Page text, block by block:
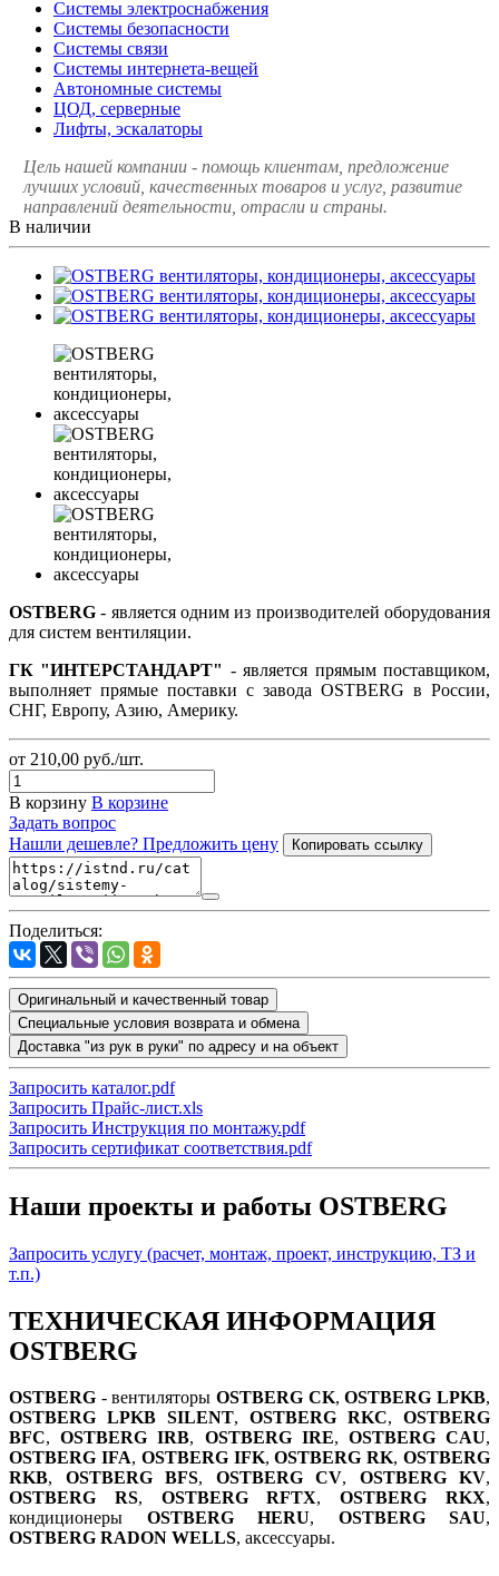
Системы электроснабжения
Системы безопасности
Системы связи
Системы интернета-вещей
Автономные системы
ЦОД, серверные
Лифты, эскалаторы
Цель нашей компании - помощь клиентам, предложение
лучших условий, качественных товаров и услуг, развитие
направлений деятельности, отрасли и страны.
В наличии
OSTBERG - является одним из производителей оборудования
для систем вентиляции.
ГК "ИНТЕРСТАНДАРТ" - является прямым поставщиком,
выполняет прямые поставки с завода OSTBERG в России,
СНГ, Европу, Азию, Америку.
от 210,00 руб./шт.
В корзину В корзине
Задать вопрос
Нашли дешевле? Предложить цену
Копировать ссылку
Поделиться:
Оригинальный и качественный товар
Специальные условия возврата и обмена
Доставка "из рук в руки" по адресу и на объект
Запросить каталог.pdf
Запросить Прайс-лист.xls
Запросить Инструкция по монтажу.pdf
Запросить сертификат соответствия.pdf
Наши проекты и работы OSTBERG
Запросить услугу (расчет, монтаж, проект, инструкцию, ТЗ и
т.п.)
ТЕХНИЧЕСКАЯ ИНФОРМАЦИЯ
OSTBERG
OSTBERG - вентиляторы OSTBERG CK,OSTBERG LPKB,
OSTBERG LPKB SILENT, OSTBERG RKC, OSTBERG
BFC,OSTBERG IRB, OSTBERG IRE, OSTBERG CAU,
OSTBERG IFA, OSTBERG IFK,OSTBERG RK,OSTBERG
RKB, OSTBERG BFS, OSTBERG CV, OSTBERG KV,
OSTBERG RS, OSTBERG RFTX,OSTBERG RKX,
кондиционеры OSTBERG HERU, OSTBERG SAU,
OSTBERG RADON WELLS, аксессуары.